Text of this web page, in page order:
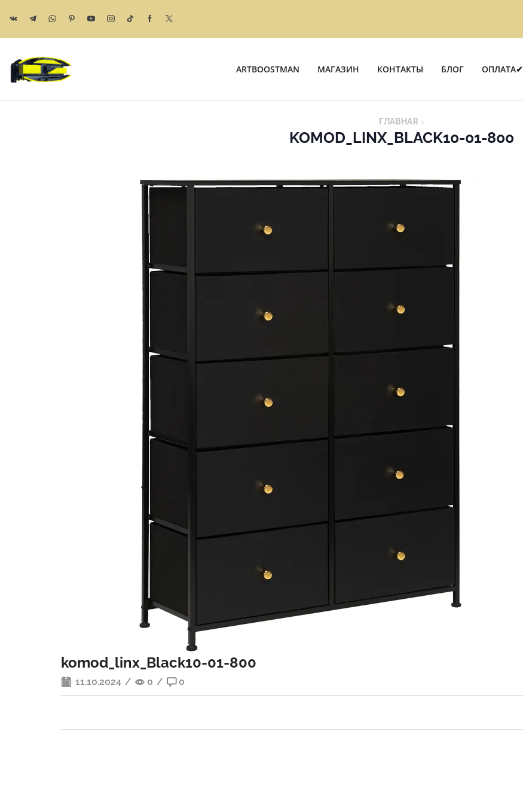
ARTBOOSTMAN МАГАЗИН КОНТАКТЫ БЛОГ ОПЛАТА✔
ГЛАВНАЯ
KOMOD_LINX_BLACK10-01-800
komod_linx_Black10-01-800
11.10.2024 / 0 / 0